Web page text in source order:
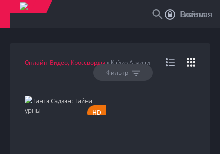
Войти
Главная
Онлайн-Видео, Кроссворды» Кэйко Авадзи
Фильтр
HD